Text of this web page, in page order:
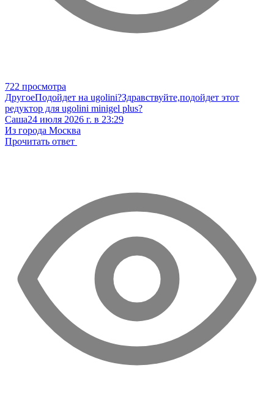
722 просмотра
ДругоеПодойдет на ugolini?Здравствуйте,подойдет этот
редуктор для ugolini minigel plus?
Саша24 июля 2026 г. в 23:29
Из города Москва
Прочитать ответ